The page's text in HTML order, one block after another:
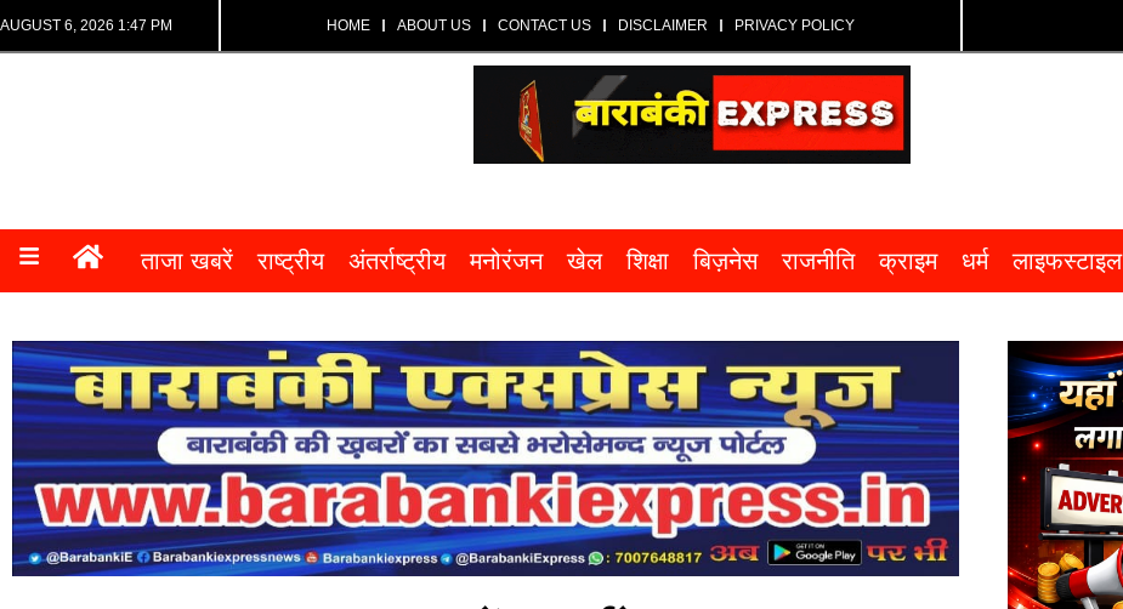
AUGUST 6, 2026 1:47 PM HOME ABOUT US CONTACT US DISCLAIMER PRIVACY POLICY
ताजा खबरें राष्ट्रीय अंतर्राष्ट्रीय मनोरंजन खेल शिक्षा बिज़नेस राजनीति क्राइम धर्म लाइफस्टाइल